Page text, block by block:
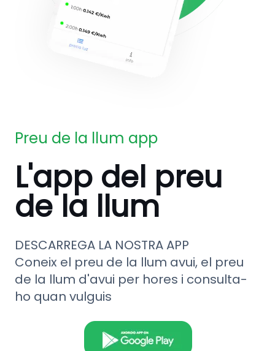
Preu de la llum app
L'app del preu
de la llum
DESCARREGA LA NOSTRA APP
Coneix el preu de la llum avui, el preu
de la llum d'avui per hores i consulta-
ho quan vulguis